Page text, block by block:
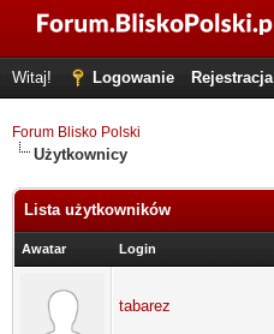
Witaj! Logowanie Rejestracja
Forum Blisko Polski
Użytkownicy
Lista użytkowników
Awatar Login
tabarez